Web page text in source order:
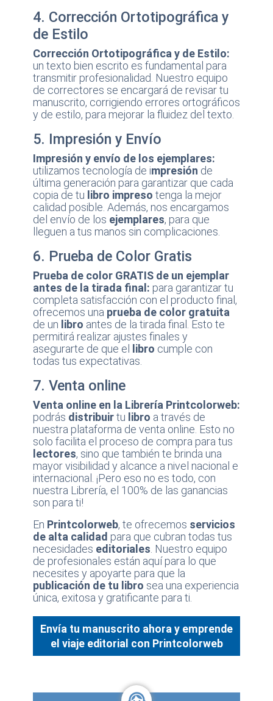
4. Corrección Ortotipográfica y
de Estilo
Corrección Ortotipográfica y de Estilo:
un texto bien escrito es fundamental para
transmitir profesionalidad. Nuestro equipo
de correctores se encargará de revisar tu
manuscrito, corrigiendo errores ortográficos
y de estilo, para mejorar la fluidez del texto.
5. Impresión y Envío
Impresión y envío de los ejemplares:
utilizamos tecnología de impresión de
última generación para garantizar que cada
copia de tu libro impreso tenga la mejor
calidad posible. Además, nos encargamos
del envío de los ejemplares, para que
lleguen a tus manos sin complicaciones.
6. Prueba de Color Gratis
Prueba de color GRATIS de un ejemplar
antes de la tirada final: para garantizar tu
completa satisfacción con el producto final,
ofrecemos una prueba de color gratuita
de un libro antes de la tirada final. Esto te
permitirá realizar ajustes finales y
asegurarte de que el
libro cumple con
todas tus expectativas.
7. Venta online
Venta online en la Librería Printcolorweb:
podrás distribuirtu libro a través de
nuestra plataforma de venta online. Esto no
solo facilita el proceso de compra para tus
lectores, sino que también te brinda una
mayor visibilidad y alcance a nivel nacional e
internacional. ¡Pero eso no es todo, con
nuestra Librería, el 100% de las ganancias
son para ti!
En Printcolorweb, te ofrecemos servicios
de alta calidad para que cubran todas tus
necesidades editoriales. Nuestro equipo
de profesionales están aquí para lo que
necesites y apoyarte para que la
publicación de tu libro sea una experiencia
única, exitosa y gratificante para ti.
Envía tu manuscrito ahora y emprende
el viaje editorial con Printcolorweb